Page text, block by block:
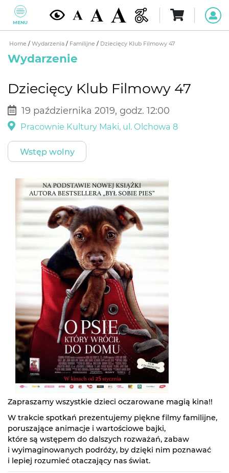
MENU
Home / Wydarzenia / Familijne / Dziecięcy Klub Filmowy 47
Wydarzenie
Dziecięcy Klub Filmowy 47
19 października 2019, godz. 12:00
Pracownie Kultury Maki, ul. Olchowa 8
Wstęp wolny
Zapraszamy wszystkie dzieci oczarowane magią kina!!
W trakcie spotkań prezentujemy piękne filmy familijne,
poruszające animacje i wartościowe bajki,
które są wstępem do dalszych rozważań, zabaw
i wyimaginowanych podróży, by dzięki nim poznawać
i lepiej rozumieć otaczający nas świat.